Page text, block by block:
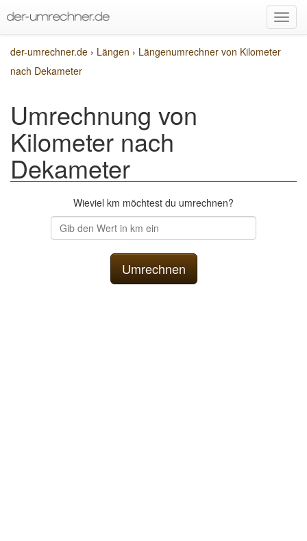
der-umrechner.de › Längen › Längenumrechner von Kilometer
nach Dekameter
Umrechnung von
Kilometer nach
Dekameter
Wieviel km möchtest du umrechnen?